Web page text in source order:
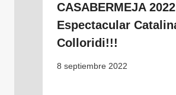
CASABERMEJA
Espectacular
Colloridi!!!
8 septiembre 2022